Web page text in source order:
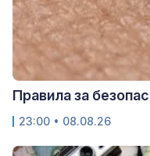
Правила за
23:00 • 08.08.26